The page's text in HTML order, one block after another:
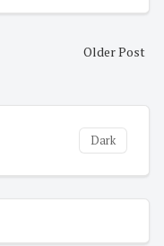
Older Post
Dark